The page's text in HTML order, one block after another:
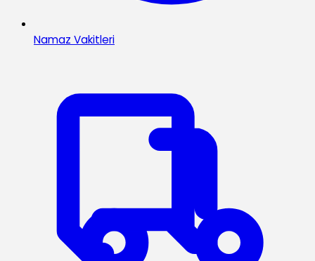
Namaz Vakitleri